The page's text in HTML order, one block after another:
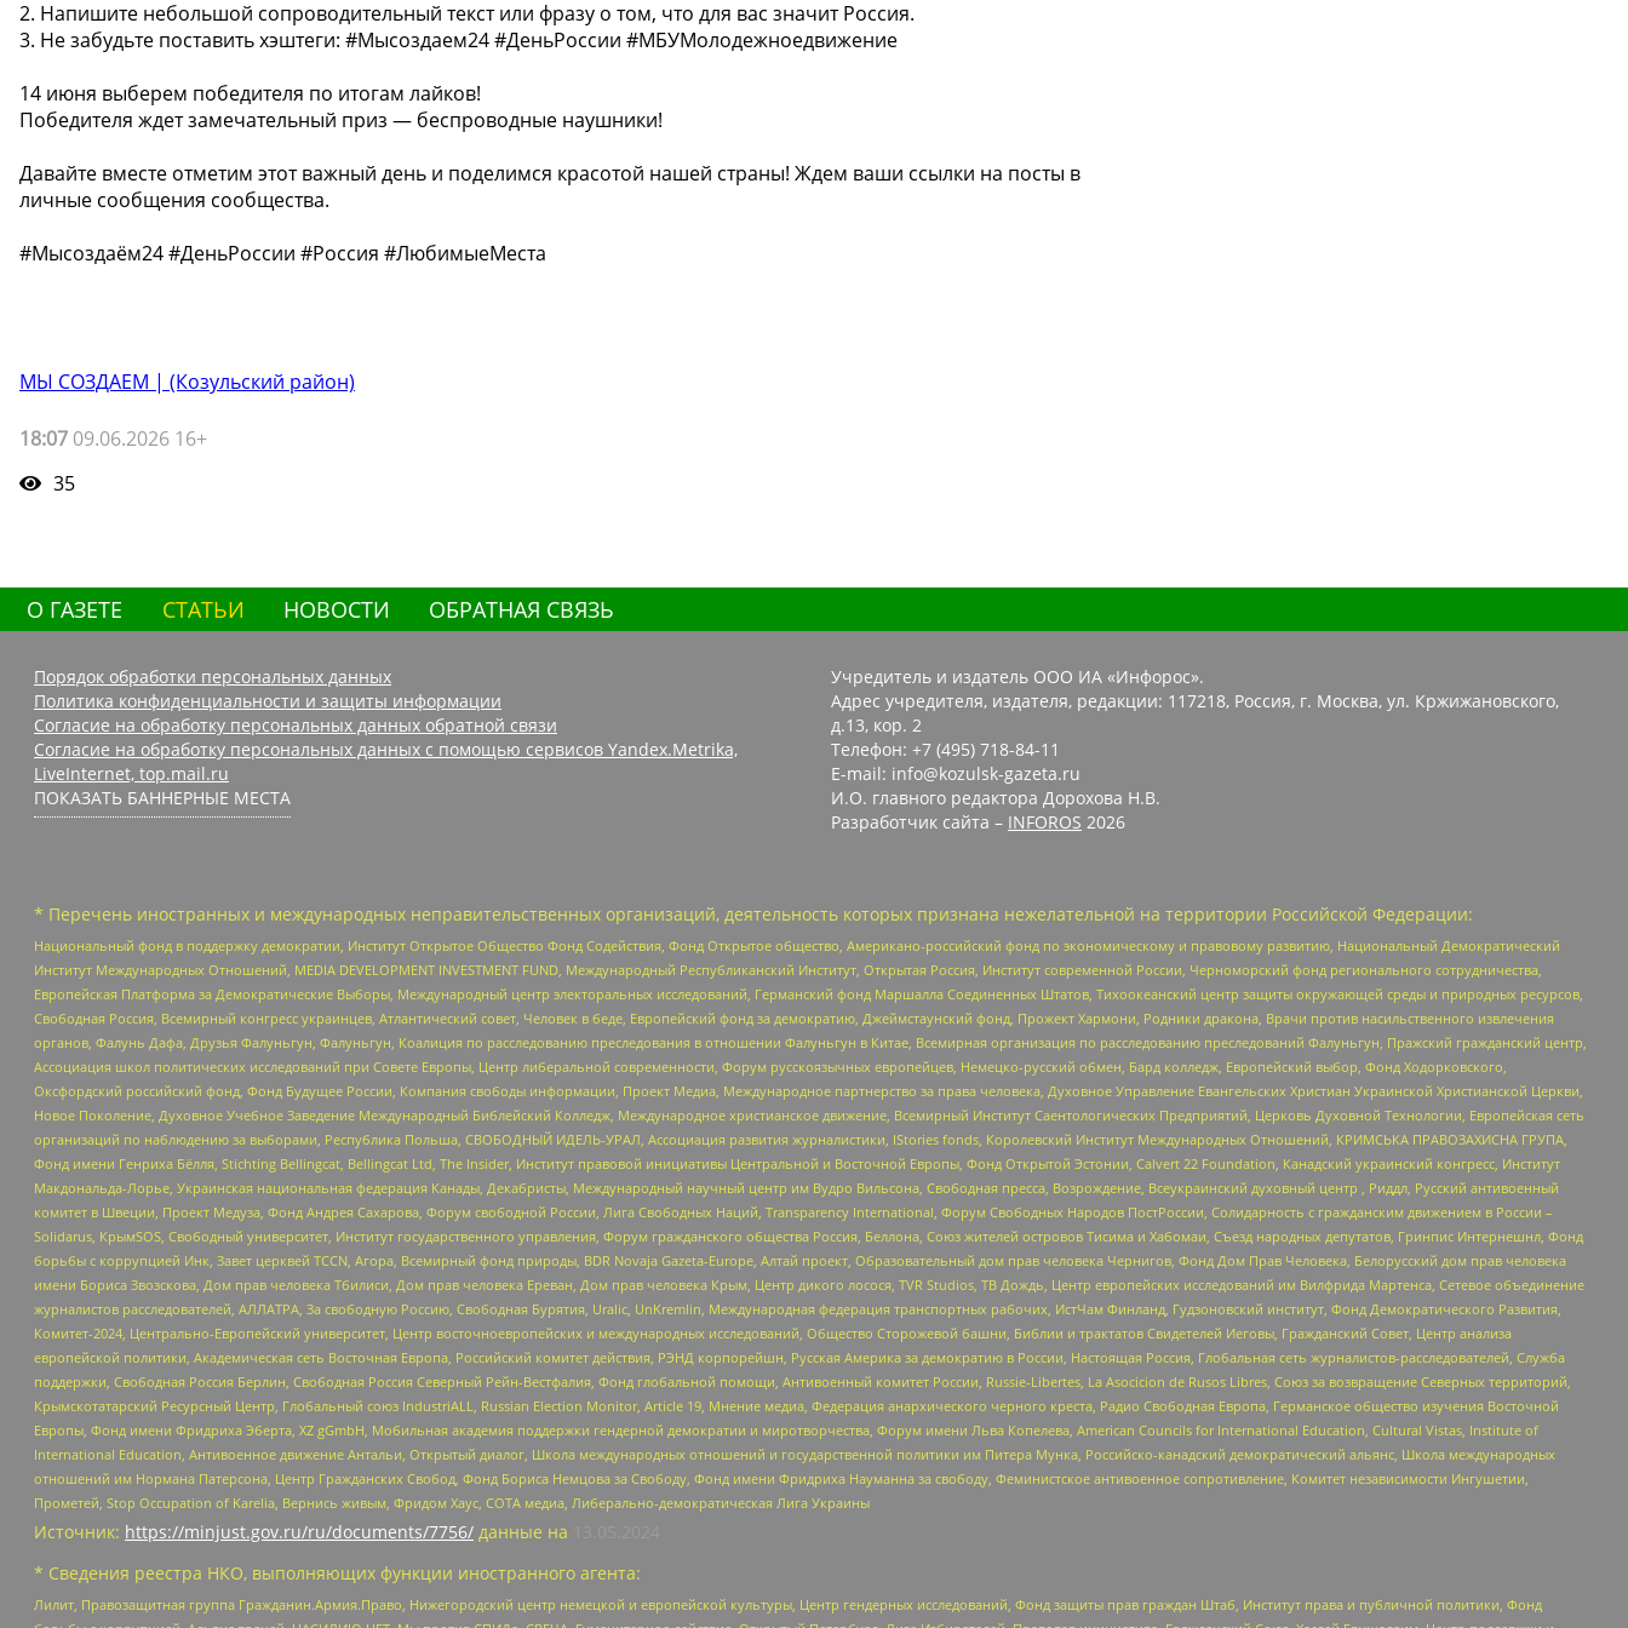
2. Напишите небольшой сопроводительный текст или фразу о том, что для вас значит Россия.
3. Не забудьте поставить хэштеги: #Мысоздаем24 #ДеньРоссии #МБУМолодежноедвижение
14 июня выберем победителя по итогам лайков!
Победителя ждет замечательный приз — беспроводные наушники!
Давайте вместе отметим этот важный день и поделимся красотой нашей страны! Ждем ваши ссылки на посты в
личные сообщения сообщества.
#Мысоздаём24 #ДеньРоссии #Россия #ЛюбимыеМеста
МЫ СОЗДАЕМ | (Козульский район)
18:07 09.06.2026 16+
35
О ГАЗЕТЕ СТАТЬИ НОВОСТИ ОБРАТНАЯ СВЯЗЬ
Порядок обработки персональных данных
Политика конфиденциальности и защиты информации
Согласие на обработку персональных данных обратной связи
Согласие на обработку персональных данных с помощью сервисов Yandex.Metrika,
LiveInternet, top.mail.ru
ПОКАЗАТЬ БАННЕРНЫЕ МЕСТА
Учредитель и издатель ООО ИА «Инфорос».
Адрес учредителя, издателя, редакции: 117218, Россия, г. Москва, ул. Кржижановского,
д.13, кор. 2
Телефон: +7 (495) 718-84-11
E-mail: info@kozulsk-gazeta.ru
И.О. главного редактора Дорохова Н.В.
Разработчик сайта – INFOROS 2026
* Перечень иностранных и международных неправительственных организаций, деятельность которых признана нежелательной на территории Российской Федерации:
Национальный фонд в поддержку демократии, Институт Открытое Общество Фонд Содействия, Фонд Открытое общество, Американо-российский фонд по экономическому и правовому развитию, Национальный Демократический
Институт Международных Отношений, MEDIA DEVELOPMENT INVESTMENT FUND, Международный Республиканский Институт, Открытая Россия, Институт современной России, Черноморский фонд регионального сотрудничества,
Европейская Платформа за Демократические Выборы, Международный центр электоральных исследований, Германский фонд Маршалла Соединенных Штатов, Тихоокеанский центр защиты окружающей среды и природных ресурсов,
Свободная Россия, Всемирный конгресс украинцев, Атлантический совет, Человек в беде, Европейский фонд за демократию, Джеймстаунский фонд, Прожект Хармони, Родники дракона, Врачи против насильственного извлечения
органов, Фалунь Дафа, Друзья Фалуньгун, Фалуньгун, Коалиция по расследованию преследования в отношении Фалуньгун в Китае, Всемирная организация по расследованию преследований Фалуньгун, Пражский гражданский центр,
Ассоциация школ политических исследований при Совете Европы, Центр либеральной современности, Форум русскоязычных европейцев, Немецко-русский обмен, Бард колледж, Европейский выбор, Фонд Ходорковского,
Оксфордский российский фонд, Фонд Будущее России, Компания свободы информации, Проект Медиа, Международное партнерство за права человека, Духовное Управление Евангельских Христиан Украинской Христианской Церкви,
Новое Поколение, Духовное Учебное Заведение Международный Библейский Колледж, Международное христианское движение, Всемирный Институт Саентологических Предприятий, Церковь Духовной Технологии, Европейская сеть
организаций по наблюдению за выборами, Республика Польша, СВОБОДНЫЙ ИДЕЛЬ-УРАЛ, Ассоциация развития журналистики, IStories fonds, Королевский Институт Международных Отношений, КРИМСЬКА ПРАВОЗАХИСНА ГРУПА,
Фонд имени Генриха Бёлля, Stichting Bellingcat, Bellingcat Ltd, The Insider, Институт правовой инициативы Центральной и Восточной Европы, Фонд Открытой Эстонии, Calvert 22 Foundation, Канадский украинский конгресс, Институт
Макдональда-Лорье, Украинская национальная федерация Канады, Декабристы, Международный научный центр им Вудро Вильсона, Свободная пресса, Возрождение, Всеукраинский духовный центр , Риддл, Русский антивоенный
комитет в Швеции, Проект Медуза, Фонд Андрея Сахарова, Форум свободной России, Лига Свободных Наций, Transparеncy International, Форум Свободных Народов ПостРоссии, Солидарность с гражданским движением в России –
Solidarus, КрымSOS, Свободный университет, Институт государственного управления, Форум гражданского общества Россия, Беллона, Союз жителей островов Тисима и Хабомаи, Съезд народных депутатов, Гринпис Интернешнл, Фонд
борьбы с коррупцией Инк, Завет церквей TCCN, Агора, Всемирный фонд природы, BDR Novaja Gazeta-Europe, Алтай проект, Образовательный дом прав человека Чернигов, Фонд Дом Прав Человека, Белорусский дом прав человека
имени Бориса Звозскова, Дом прав человека Тбилиси, Дом прав человека Ереван, Дом прав человека Крым, Центр дикого лосося, TVR Studios, ТВ Дождь, Центр европейских исследований им Вилфрида Мартенса, Сетевое объединение
журналистов расследователей, АЛЛАТРА, За свободную Россию, Свободная Бурятия, Uralic, UnKremlin, Международная федерация транспортных рабочих, ИстЧам Финланд, Гудзоновский институт, Фонд Демократического Развития,
Комитет-2024, Центрально-Европейский университет, Центр восточноевропейских и международных исследований, Общество Сторожевой башни, Библии и трактатов Свидетелей Иеговы, Гражданский Совет, Центр анализа
европейской политики, Академическая сеть Восточная Европа, Российский комитет действия, РЭНД корпорейшн, Русская Америка за демократию в России, Настоящая Россия, Глобальная сеть журналистов-расследователей, Служба
поддержки, Свободная Россия Берлин, Свободная Россия Северный Рейн-Вестфалия, Фонд глобальной помощи, Антивоенный комитет России, Russie-Libertes, La Asocicion de Rusos Libres, Союз за возвращение Северных территорий,
Крымскотатарский Ресурсный Центр, Глобальный союз IndustriALL, Russian Election Monitor, Article 19, Мнение медиа, Федерация анархического черного креста, Радио Свободная Европа, Германское общество изучения Восточной
Европы, Фонд имени Фридриха Эберта, XZ gGmbH, Мобильная академия поддержки гендерной демократии и миротворчества, Форум имени Льва Копелева, American Councils for International Education, Cultural Vistas, Institute of
International Education, Антивоенное движение Антальи, Открытый диалог, Школа международных отношений и государственной политики им Питера Мунка, Российско-канадский демократический альянс, Школа международных
отношений им Нормана Патерсона, Центр Гражданских Свобод, Фонд Бориса Немцова за Свободу, Фонд имени Фридриха Науманна за свободу, Феминистское антивоенное сопротивление, Комитет независимости Ингушетии,
Прометей, Stop Occupation of Karelia, Вернись живым, Фридом Хаус, СОТА медиа, Либерально-демократическая Лига Украины
Источник: https://minjust.gov.ru/ru/documents/7756/ данные на
* Сведения реестра НКО, выполняющих функции иностранного агента:
Лилит, Правозащитная группа Гражданин.Армия.Право, Нижегородский центр немецкой и европейской культуры, Центр гендерных исследований, Фонд защиты прав граждан Штаб, Институт права и публичной политики, Фонд